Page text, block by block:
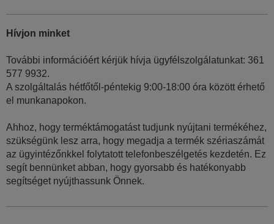
Hívjon minket
További információért kérjük hívja ügyfélszolgálatunkat: 361
577 9932.
A szolgáltalás hétfőtől-péntekig 9:00-18:00 óra között érhető
el munkanapokon.
Ahhoz, hogy terméktámogatást tudjunk nyújtani termékéhez,
szükségünk lesz arra, hogy megadja a termék szériaszámát
az ügyintézőnkkel folytatott telefonbeszélgetés kezdetén. Ez
segít bennünket abban, hogy gyorsabb és hatékonyabb
segítséget nyújthassunk Önnek.